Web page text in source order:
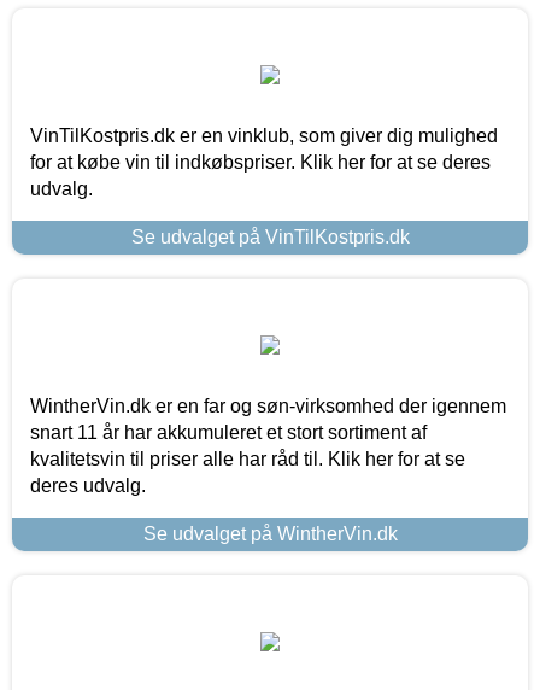
VinTilKostpris.dk er en vinklub, som giver dig mulighed
for at købe vin til indkøbspriser. Klik her for at se deres
udvalg.
Se udvalget på VinTilKostpris.dk
WintherVin.dk er en far og søn-virksomhed der igennem
snart 11 år har akkumuleret et stort sortiment af
kvalitetsvin til priser alle har råd til. Klik her for at se
deres udvalg.
Se udvalget på WintherVin.dk